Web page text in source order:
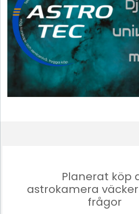
Planerat köp
astrokamera
frågor